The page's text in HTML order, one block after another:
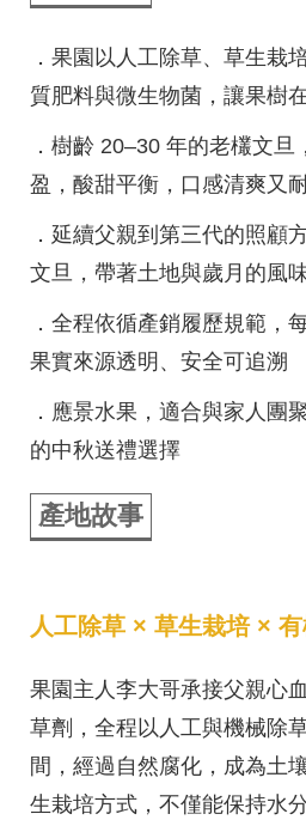
．果園以人工除草、草生栽
質肥料與微生物菌，讓果樹
．樹齡 20–30 年的老欉文
盈，酸甜平衡，口感清爽又
．延續父親到第三代的照顧
文旦，帶著土地與歲月的風
．全程依循產銷履歷規範，
果實來源透明、安全可追溯
．應景水果，適合與家人團
的中秋送禮選擇
產地故事
人工除草 × 草生栽培 ×
果園主人李大哥承接父親心
草劑，全程以人工與機械除
間，經過自然腐化，成為土
生栽培方式，不僅能保持水